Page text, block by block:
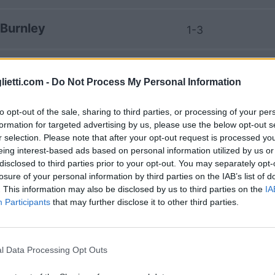
- Do Not Process My Personal Information
opt-out of the sale, sharing to third parties, or processing of your
for targeted advertising by us, please use the below opt-out
selection. Please note that after your opt-out request is processed
interest-based ads based on personal information utilized by us
to third parties prior to your opt-out. You may separately
of your personal information by third parties on the IAB’s list of
This information may also be disclosed by us to third parties on the
Participants that may further disclose it to other third parties.
Data Processing Opt Outs
Burnley 1-3
Burnley 1-3
Villa 0-0
Burnley 3-2
Villa
Burnley